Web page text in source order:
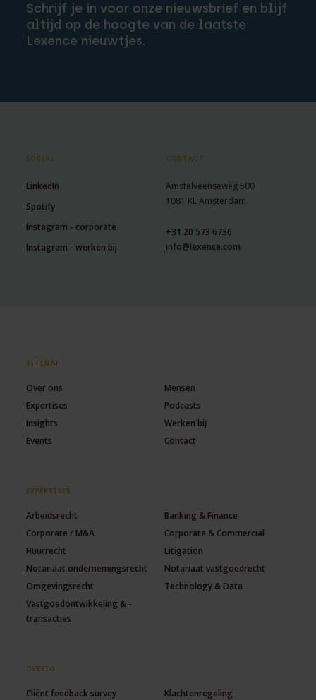
Schrijf je in voor onze nieuwsbrief en blijf
altijd op de hoogte van de laatste
Lexence nieuwtjes.
SOCIAL
LinkedIn
Spotify
Instagram - corporate
Instagram - werken bij
CONTACT
Amstelveenseweg 500
1081 KL Amsterdam
+31 20 573 6736
info@lexence.com
SITEMAP
Over ons
Mensen
Expertises
Podcasts
Insights
Werken bij
Events
Contact
EXPERTISES
Arbeidsrecht
Banking & Finance
Corporate / M&A
Corporate & Commercial
Huurrecht
Litigation
Notariaat ondernemingsrecht
Notariaat vastgoedrecht
Omgevingsrecht
Technology & Data
Vastgoedontwikkeling & -
transacties
OVERIG
Cliënt feedback survey Klachtenregeling